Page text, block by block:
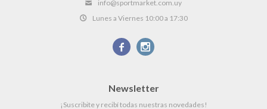
info@sportmarket.com.uy
Lunes a Viernes 10:00 a 17:30
 
Newsletter
¡Suscribite y recibí todas nuestras novedades!